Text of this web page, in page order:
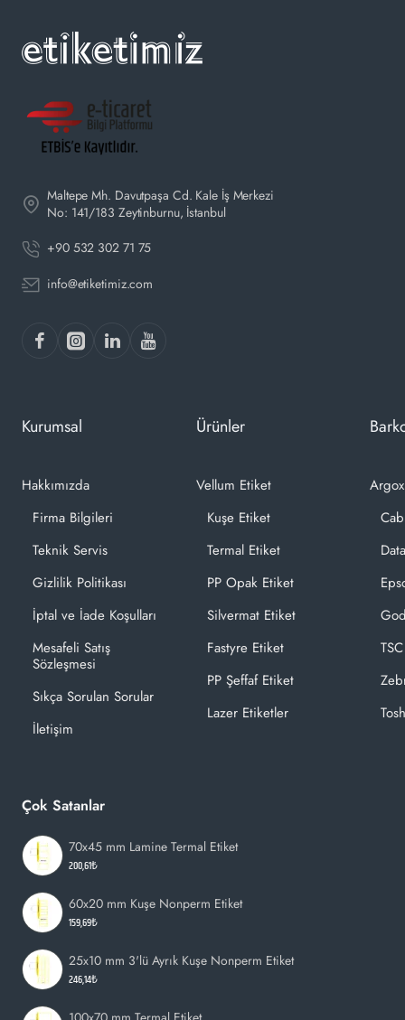
Maltepe Mh. Davutpaşa Cd. Kale İş Merkezi
No: 141/183 Zeytinburnu, İstanbul
+90 532 302 71 75
info@etiketimiz.com
Kurumsal
Hakkımızda
Firma Bilgileri
Teknik Servis
Gizlilik Politikası
İptal ve İade Koşulları
Mesafeli Satış
Sözleşmesi
Sıkça Sorulan Sorular
İletişim
Ürünler
Vellum Etiket
Kuşe Etiket
Termal Etiket
PP Opak Etiket
Silvermat Etiket
Fastyre Etiket
PP Şeffaf Etiket
Lazer Etiketler
Çok Satanlar
70x45 mm Lamine Termal Etiket
200,61₺
60x20 mm Kuşe Nonperm Etiket
159,69₺
25x10 mm 3'lü Ayrık Kuşe Nonperm Etiket
246,14₺